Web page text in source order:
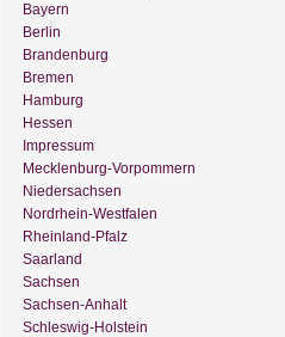
Bayern
Berlin
Brandenburg
Bremen
Hamburg
Hessen
Impressum
Mecklenburg-Vorpommern
Niedersachsen
Nordrhein-Westfalen
Rheinland-Pfalz
Saarland
Sachsen
Sachsen-Anhalt
Schleswig-Holstein